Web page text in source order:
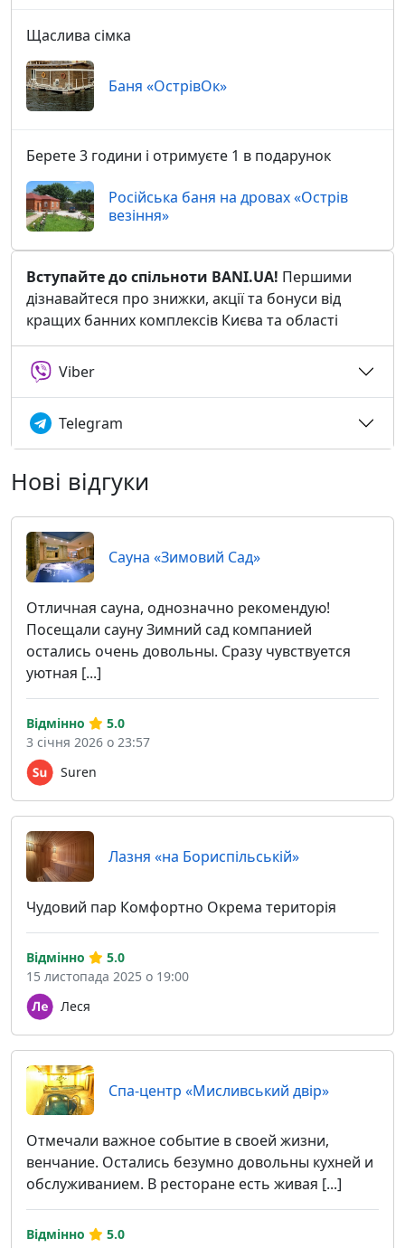
Щаслива сімка
Баня «ОстрівOк»
Берете 3 години і отримуєте 1 в подарунок
Російська баня на дровах «Острів
везіння»
Вступайте до спільноти BANI.UA! Першими
дізнавайтеся про знижки, акції та бонуси від
кращих банних комплексів Києва та області
Viber
Telegram
Нові відгуки
Сауна «Зимовий Сад»
Отличная сауна, однозначно рекомендую!
Посещали сауну Зимний сад компанией
остались очень довольны. Сразу чувствуется
уютная [...]
Suren
Відмінно
5.0
3 січня 2026 о 23:57
Лазня «на Бориспільській»
Чудовий пар Комфортно Окрема територія
Леся
Відмінно
5.0
15 листопада 2025 о 19:00
Спа-центр «Мисливський двір»
Отмечали важное событие в своей жизни,
венчание. Остались безумно довольны кухней и
обслуживанием. В ресторане есть живая [...]
Відмінно
5.0